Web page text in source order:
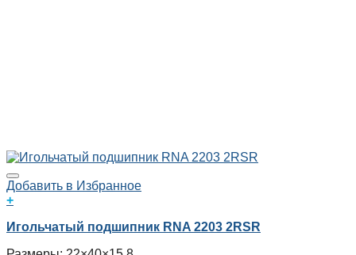
Добавить в Избранное
+
Игольчатый подшипник RNA 2203 2RSR